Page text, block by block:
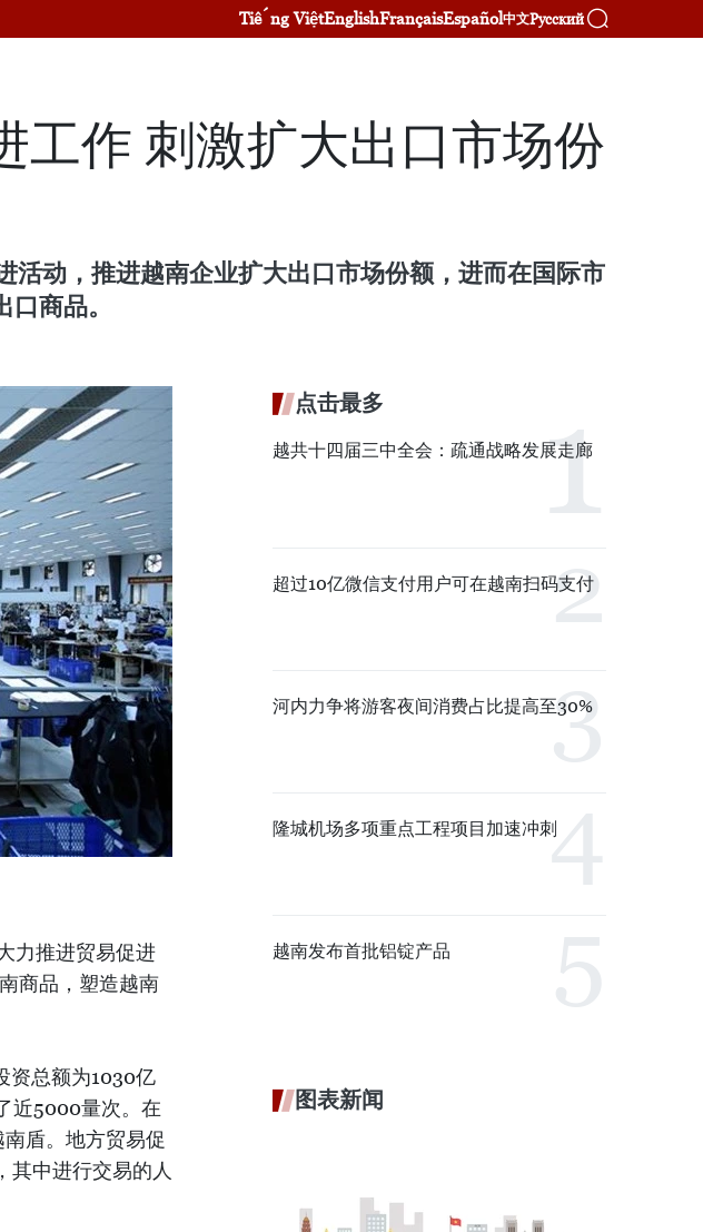
Tiếng ViệtEnglishFrançaisEspañol中文Русский
工作 刺激扩大出口市场份
动，推进越南企业扩大出口市场份额，进而在国际市
商品。
力推进贸易促进
商品，塑造越南
资总额为1030亿
近5000量次。在
盾。地方贸易促
其中进行交易的人
点击最多
越共十四届三中全会：疏通战略发展走廊
超过10亿微信支付用户可在越南扫码支付
河内力争将游客夜间消费占比提高至30%
隆城机场多项重点工程项目加速冲刺
越南发布首批铝锭产品
图表新闻